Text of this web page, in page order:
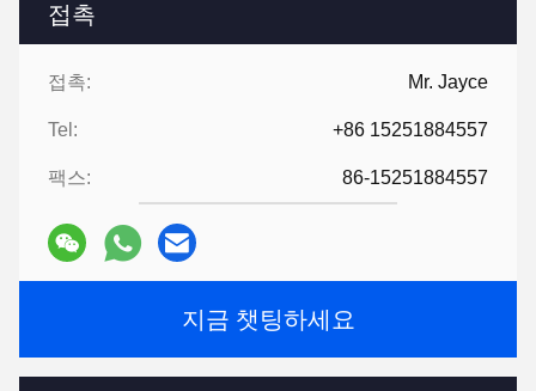
접촉
접촉: Mr. Jayce
Tel: +86 15251884557
팩스: 86-15251884557
지금 챗팅하세요